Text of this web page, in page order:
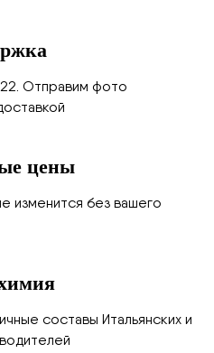
Отправим фото
цены
изменится без вашего
составы Итальянских и